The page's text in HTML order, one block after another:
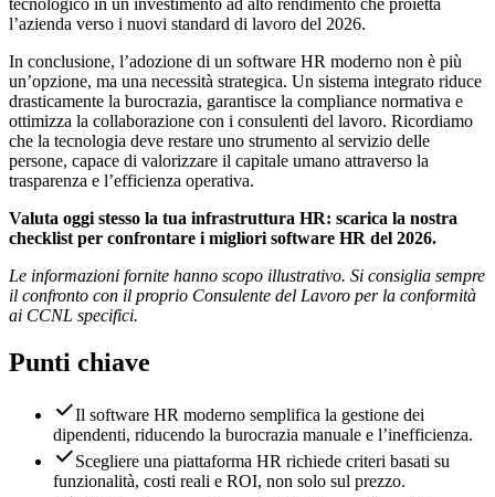
l’azienda verso i nuovi standard di lavoro del 2026.
In conclusione, l’adozione di un software HR moderno non è più
un’opzione, ma una necessità strategica. Un sistema integrato riduce
drasticamente la burocrazia, garantisce la compliance normativa e
ottimizza la collaborazione con i consulenti del lavoro. Ricordiamo
che la tecnologia deve restare uno strumento al servizio delle
persone, capace di valorizzare il capitale umano attraverso la
trasparenza e l’efficienza operativa.
Valuta oggi stesso la tua infrastruttura HR: scarica la nostra
checklist per confrontare i migliori software HR del 2026.
Le informazioni fornite hanno scopo illustrativo. Si consiglia sempre
il confronto con il proprio Consulente del Lavoro per la conformità
ai CCNL specifici.
Punti chiave
Il software HR moderno semplifica la gestione dei
dipendenti, riducendo la burocrazia manuale e l’inefficienza.
Scegliere una piattaforma HR richiede criteri basati su
funzionalità, costi reali e ROI, non solo sul prezzo.